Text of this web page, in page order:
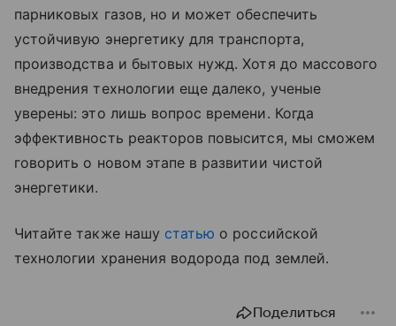
парниковых газов, но и может обеспечить
устойчивую энергетику для транспорта,
производства и бытовых нужд. Хотя до массового
внедрения технологии еще далеко, ученые
уверены: это лишь вопрос времени. Когда
эффективность реакторов повысится, мы сможем
говорить о новом этапе в развитии чистой
энергетики.
Читайте также нашу статью о российской
технологии хранения водорода под землей.
Поделиться